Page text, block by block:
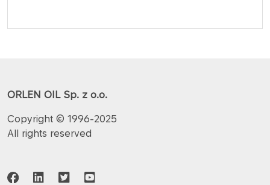
ORLEN OIL Sp. z o.o.
Copyright © 1996-2025
All rights reserved